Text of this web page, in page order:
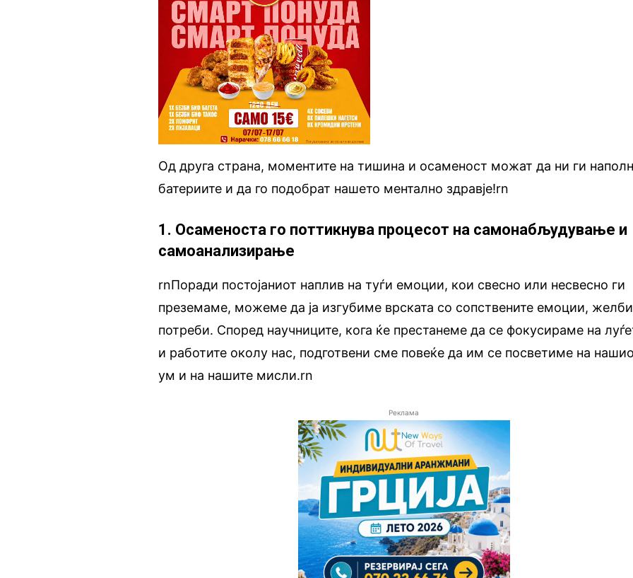
Од друга страна, моментите на тишина и осаменост можат да ни ги
батериите и да го подобрат нашето ментално здравје!rn
1. Осаменоста го поттикнува процесот на самонабљудување и
самоанализирање
rnПоради постојаниот наплив на туѓи емоции, кои свесно или несвесно ги
преземаме, можеме да ја изгубиме врската со сопствените емоции,
потреби. Според научниците, кога ќе престанеме да се фокусираме на
и работите околу нас, подготвени сме повеќе да им се посветиме на
ум и на нашите мисли.rn
Реклама